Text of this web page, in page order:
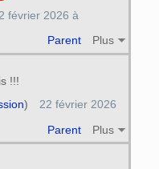
Parent Plus
février 2026 à
!!!
Parent Plus
)
22 février 2026